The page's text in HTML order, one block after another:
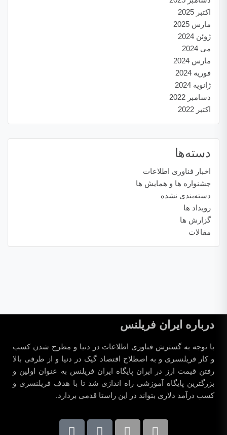
اکتبر 2025
مارس 2025
ژوئن 2024
می 2024
مارس 2024
فوریه 2024
ژانویه 2024
دسامبر 2022
اکتبر 2022
دسته‌ها
اخبار فناوری اطلاعات
جشنواره ها و همایش ها
دسته‌بندی نشده
رویداد ها
گزارش ها
مقالات
درباره ایران فریلنس
با توجه به گسترش فناوری اطلاعات در دنیا و مطرح شدن کسب
و کار فریلنسری و به اصطلاح اقتصاد گیک در دنیا و از طرفی بالا
رفتن قیمت ارز در ایران پایگاه ایران فریلنس به عنوان اولین و
بزرگترین پایگاه آموزشی راه اندازی شد تا با هدف فریلنسری و
کسب درآمد دلاری بتواند در این راستا قدمی بردارد.